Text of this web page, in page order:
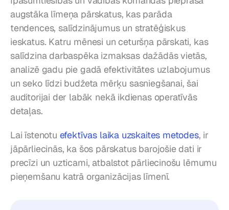
augstāka līmeņa pārskatus, kas parāda
tendences, salīdzinājumus un stratēģiskus
ieskatus. Katru mēnesi un ceturšņa pārskati, kas
salīdzina darbaspēka izmaksas dažādās vietās,
analizē gadu pie gadā efektivitātes uzlabojumus
un seko līdzi budžeta mērķu sasniegšanai, šai
auditorijai der labāk nekā ikdienas operatīvās
detaļas.
Lai īstenotu efektīvas laika uzskaites metodes, ir
jāpārliecinās, ka šos pārskatus barojošie dati ir
precīzi un uzticami, atbalstot pārliecinošu lēmumu
pieņemšanu katrā organizācijas līmenī.